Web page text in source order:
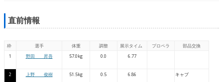
直前情報
枠 選手 体重 調整 展示タイム プロペラ
部品交換
1
野田 昇吾 57.0kg 0.0 6.77
2 上野 俊樹 51.5kg 0.5 6.86 キャブ